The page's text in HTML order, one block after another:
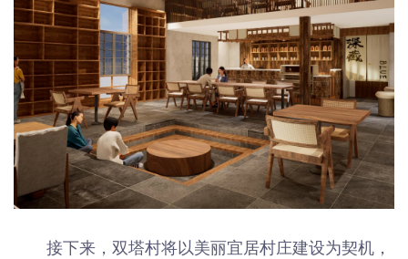
接下来，双塔村将以美丽宜居村庄建设为契机，